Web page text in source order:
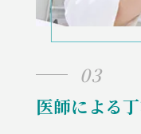
03
医師による